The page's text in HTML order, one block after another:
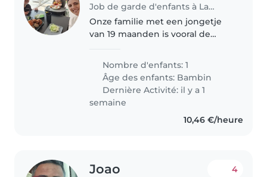
Job de garde d'enfants à Landen
Onze familie met een jongetje
van 19 maanden is vooral de
naar extra hulp in huis. We zijn
beide zelfstandige en werken
van thuis uit. Het is druk
momenteel..
Nombre d'enfants: 1
Âge des enfants: Bambin
Dernière Activité: il y a 1
semaine
10,46 €/heure
Joao 4